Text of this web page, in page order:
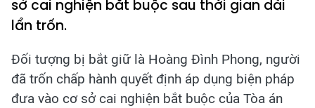
sở cai nghiện bắt buộc sau thời gian dài
lẩn trốn.
Đối tượng bị bắt giữ là Hoàng Đình Phong, người
đã trốn chấp hành quyết định áp dụng biện pháp
đưa vào cơ sở cai nghiện bắt buộc của Tòa án